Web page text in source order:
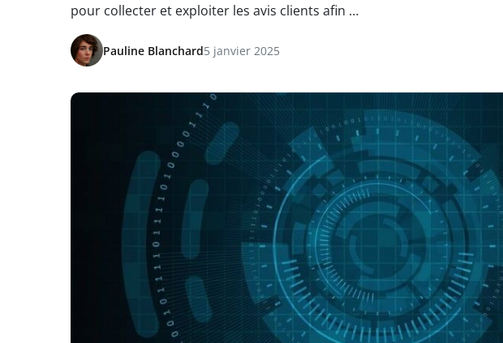
pour collecter et exploiter les avis clients afin …
Pauline Blanchard5 janvier 2025